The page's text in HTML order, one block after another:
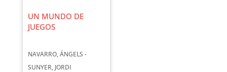
UN MUNDO DE
JUEGOS
NAVARRO, ÁNGELS -
SUNYER, JORDI